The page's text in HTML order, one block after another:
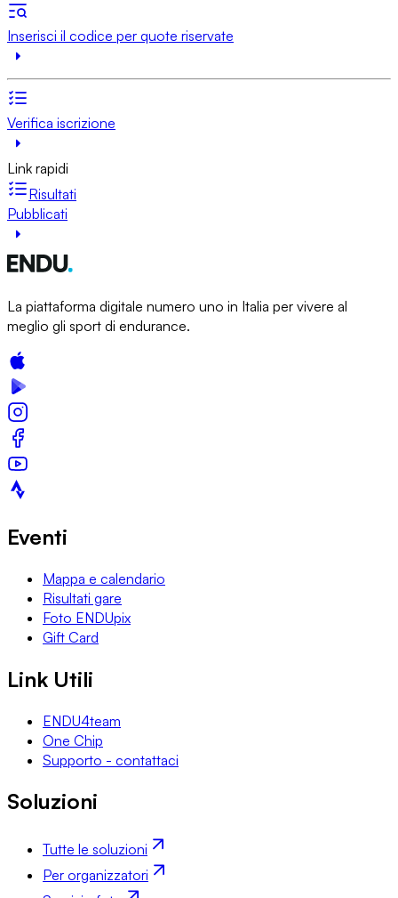
Inserisci il codice per quote riservate
Verifica iscrizione
Link rapidi
Risultati
Pubblicati
La piattaforma digitale numero uno in Italia per vivere al
meglio gli sport di endurance.
Eventi
Mappa e calendario
Risultati gare
Foto ENDUpix
Gift Card
Link Utili
ENDU4team
One Chip
Supporto - contattaci
Soluzioni
Tutte le soluzioni
Per organizzatori